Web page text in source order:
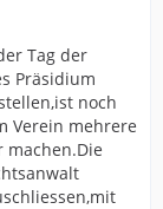
Tag der
Präsidium
noch
Verein mehrere
machen.Die